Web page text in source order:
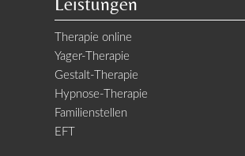
Therapie online
Yager-Therapie
Gestalt-Therapie
Hypnose-Therapie
Familienstellen
EFT